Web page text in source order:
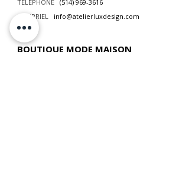
TÉLÉPHONE (514) 969-3616
COURRIEL info@atelierluxdesign.com
BOUTIQUE MODE MAISON